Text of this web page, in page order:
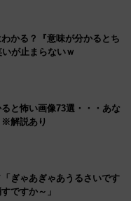
かる？『意味が分かるとち
が止まらないｗ
と怖い画像73選・・・あな
※解説あり
ぎゃあぎゃあうるさいです
ですか～」